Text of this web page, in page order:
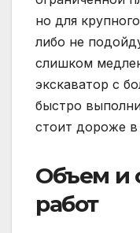
но для
либо не
слишком
экскаватор с
быстро
стоит дороже в
Объем и
работ